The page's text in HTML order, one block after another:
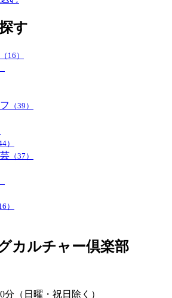
す
（16）
（39）
）
（37）
）
カルチャー倶楽部
分（日曜・祝日除く）